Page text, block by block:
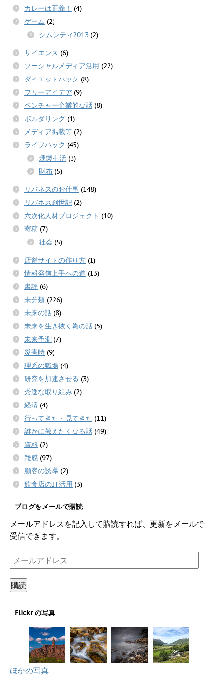
カレーは正義！
(4)
ゲーム (2)
シムシティ2013 (2)
サイエンス (6)
ソーシャルメディア活用 (22)
ダイエットハック (8)
フリーアイデア (9)
ベンチャー企業的な話 (8)
ボルダリング (1)
メディア掲載等 (2)
ライフハック (45)
燻製生活 (3)
財布 (5)
リバネスのお仕事 (148)
リバネス創世記 (2)
六次化人材プロジェクト (10)
寄稿 (7)
社会 (5)
店舗サイトの作り方 (1)
情報発信上手への道 (13)
書評 (6)
未分類 (226)
未来の話 (8)
未来を生き抜く為の話 (5)
未来予測 (7)
災害時 (9)
理系の職場 (4)
研究を加速させる (3)
秀逸な取り組み (2)
経済 (4)
行ってきた・見てきた (11)
誰かに教えたくなる話 (49)
資料 (2)
雑感 (97)
顧客の誘導 (2)
飲食店のIT活用 (3)
ブログをメールで購読
メールアドレスを記入して購読すれば、更新をメールで
受信できます。
メ
ー
ル
ア
レ
購読
Flickr の写真
ほかの写真